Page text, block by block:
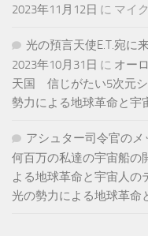
2023年11月12日 に マイ
光の預言天使E.T.宛に
2023年10月31日 に オー
天国 信じがたい5次元
勢力による地球革命と宇
アシュター司令官の
何百万の私達の宇宙船の
よる地球革命と宇宙人
光の勢力による地球革命